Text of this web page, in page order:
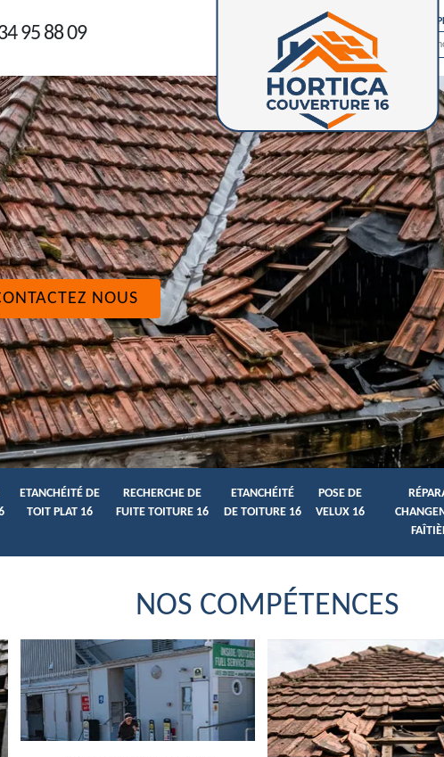
95 88 09
ON VOUS
NOUS
ETANCHÉITÉ DE
TOIT PLAT 16
RECHERCHE DE
FUITE TOITURE 16
ETANCHÉITÉ
DE TOITURE 16
POSE DE
VELUX 16
NOS COMPÉTENCES